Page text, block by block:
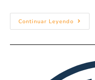
Continuar Leyendo